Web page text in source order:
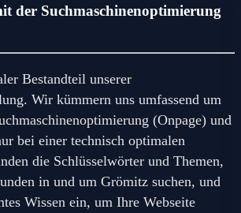
der Suchmaschinenoptimierung
Bestandteil unserer
Wir kümmern uns umfassend um
(Onpage) und
bei einer technisch optimalen
die Schlüsselwörter und Themen,
in und um Grömitz suchen, und
Wissen ein, um Ihre Webseite